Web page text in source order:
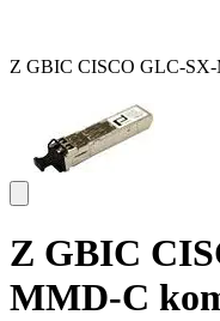
Z GBIC CISCO GLC-
Z GBIC
MMD-C